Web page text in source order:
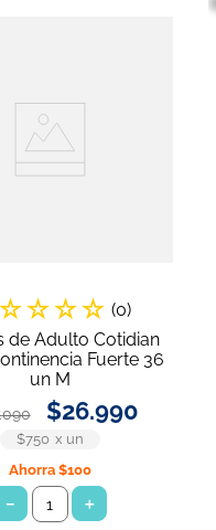
☆☆☆☆ (0)
de Adulto Cotidian
Fuerte 36
un M
090 $26.990
$750 x un
Ahorra $100
＋
－